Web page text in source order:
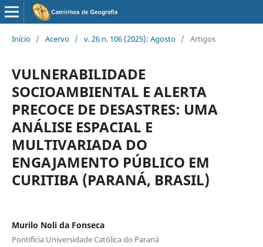
Início / Acervo / v. 26 n. 106 (2025): Agosto / Artigos
VULNERABILIDADE
SOCIOAMBIENTAL E ALERTA
PRECOCE DE DESASTRES: UMA
ANÁLISE ESPACIAL E
MULTIVARIADA DO
ENGAJAMENTO PÚBLICO EM
CURITIBA (PARANÁ, BRASIL)
Murilo Noli da Fonseca
Pontíficia Universidade Católica do Paraná